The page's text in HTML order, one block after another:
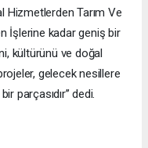
Hizmetlerden Tarım Ve
İşlerine kadar geniş bir
kültürünü ve doğal
gelecek nesillere
parçasıdır’’ dedi.